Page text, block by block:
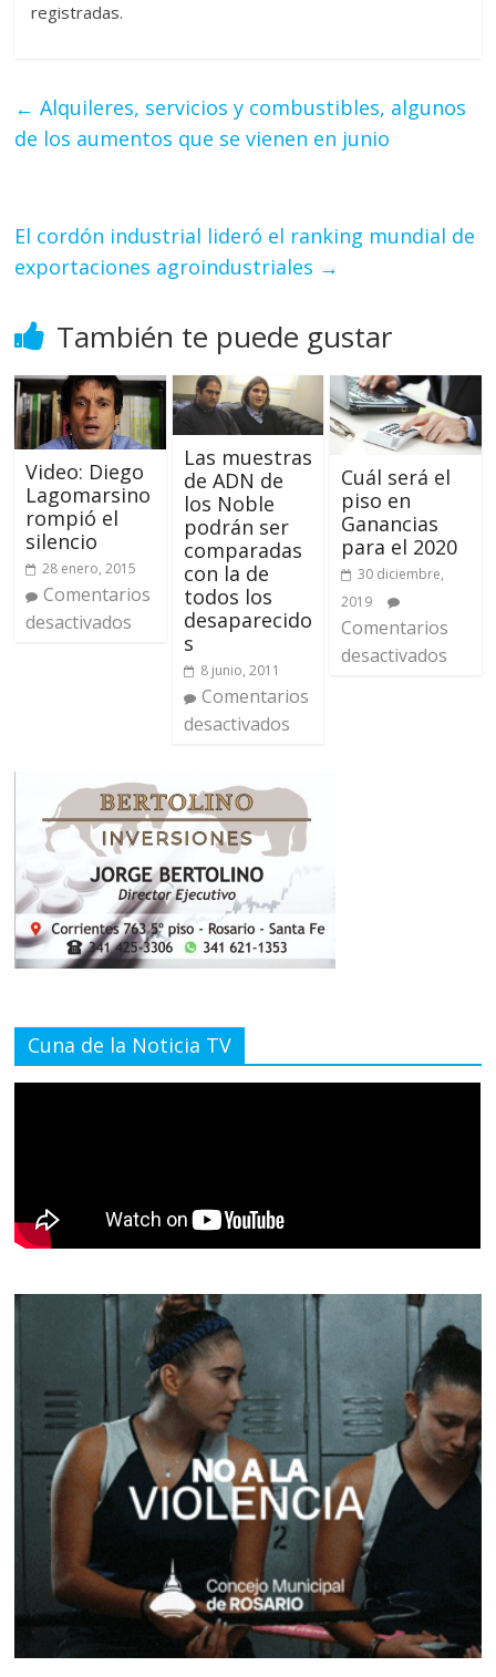
registradas.
← Alquileres, servicios y combustibles, algunos
de los aumentos que se vienen en junio
El cordón industrial lideró el ranking mundial de
exportaciones agroindustriales →
También te puede gustar
Video: Diego
Lagomarsino
rompió el
silencio
28 enero, 2015
Comentarios
desactivados
Las muestras
de ADN de
los Noble
podrán ser
comparadas
con la de
todos los
desaparecido
s
8 junio, 2011
Comentarios
desactivados
Cuál será el
piso en
Ganancias
para el 2020
30 diciembre,
2019
Comentarios
desactivados
Cuna de la Noticia TV